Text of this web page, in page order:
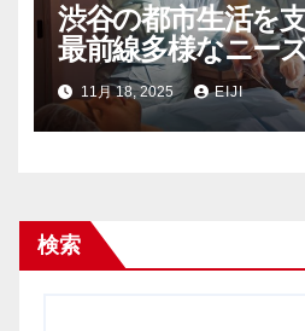
渋谷の都市生活を
最前線多様なニー
健康インフラ
11月 18, 2025 EIJI
検索